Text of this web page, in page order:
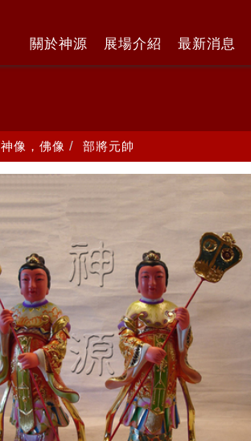
關於神源 展場介紹 最新消息
神像，佛像 部將元帥